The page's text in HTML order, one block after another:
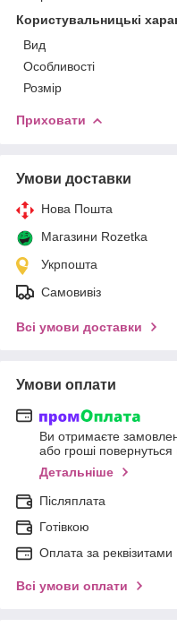
Користувальницькі
Вид
Особливості
Розмір
Приховати
Умови доставки
Нова Пошта
Магазини Rozetka
Укрпошта
Самовивіз
Всі умови доставки
Умови оплати
Ви отримаєте
або гроші
Детальніше
Післяплата
Готівкою
Оплата за реквізитами
Всі умови оплати